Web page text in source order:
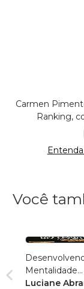
Carmen
Ranking,
Você
Mentalidade
Luciane